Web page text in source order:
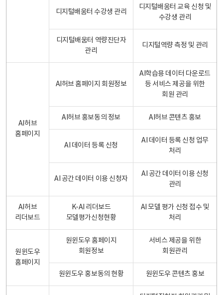
디지털배움터 수강생 관리
디지털배움터 교육 신청 및
수강생 관리
디지털배움터 역량진단자
관리
디지털역량 측정 및 관리
AI허브
홈페이지
AI허브 홈페이지 회원정보
AI학습용 데이터 다운로드
등 서비스 제공을 위한
회원 관리
AI허브 홍보동의 정보 AI허브 콘텐츠 홍보
AI 데이터 등록 신청
AI 데이터 등록 신청 업무
처리
AI 공간 데이터 이용 신청자
AI 공간 데이터 이용 신청
관리
AI허브
리더보드
K-AI 리더보드
모델평가신청현황
AI 모델 평가 신청 접수 및
처리
원윈도우
홈페이지
원윈도우 홈페이지
회원정보
서비스 제공을 위한
회원관리
원윈도우 홍보동의 현황 원윈도우 콘텐츠 홍보